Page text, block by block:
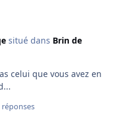
situé dans Brin de
réponses